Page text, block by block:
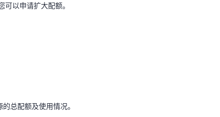
总配额及使用情况。
作，申请扩大配额。
以申请扩大配额。
总配额及使用情况。